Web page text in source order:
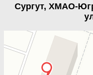
Сургут, ХМАО-